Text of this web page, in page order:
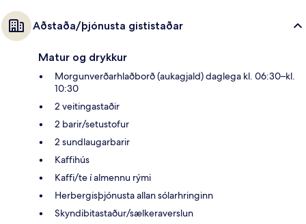
Aðstaða/þjónusta gististaðar
Matur og drykkur
Morgunverðarhlaðborð (aukagjald) daglega kl. 06:30–kl.
10:30
2 veitingastaðir
2 barir/setustofur
2 sundlaugarbarir
Kaffihús
Kaffi/te í almennu rými
Herbergisþjónusta allan sólarhringinn
Skyndibitastaður/sælkeraverslun